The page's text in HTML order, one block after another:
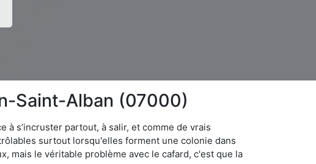
Saint-Alban (07000)
s’incruster partout, à salir, et comme de vrais
surtout lorsqu'elles forment une colonie dans
mais le véritable problème avec le cafard, c'est que la